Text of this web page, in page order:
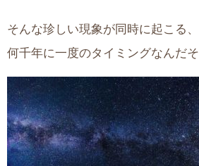
そんな珍しい現象が同時に起こる、
何千年に一度のタイミングなんだそ